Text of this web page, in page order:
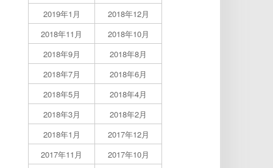
2019年1月
2018年12月
2018年11月
2018年10月
2018年9月
2018年8月
2018年7月
2018年6月
2018年5月
2018年4月
2018年3月
2018年2月
2018年1月
2017年12月
2017年11月
2017年10月